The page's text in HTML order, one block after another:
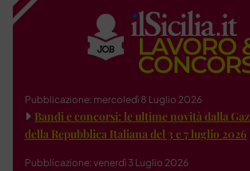
Pubblicazione: mercoledì 8 Luglio 2026
Bandi e concorsi: le ultime novità dalla
della Repubblica Italiana del 3 e 7 luglio 2026
Pubblicazione: venerdì 3 Luglio 2026